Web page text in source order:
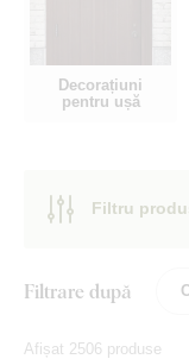
Decorațiuni
pentru ușă
Filtru
Filtrare după
Afișat 2506 produse